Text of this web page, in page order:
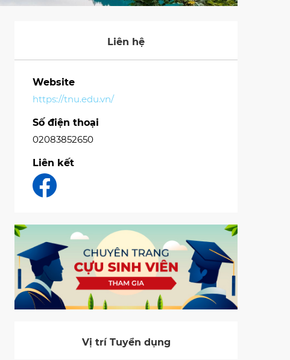
Liên hệ
Website
https://tnu.edu.vn/
Số điện thoại
02083852650
Liên kết
Vị trí Tuyển dụng